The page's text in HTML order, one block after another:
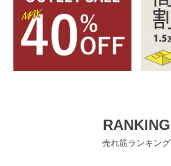
RANKING
売れ筋ランキング